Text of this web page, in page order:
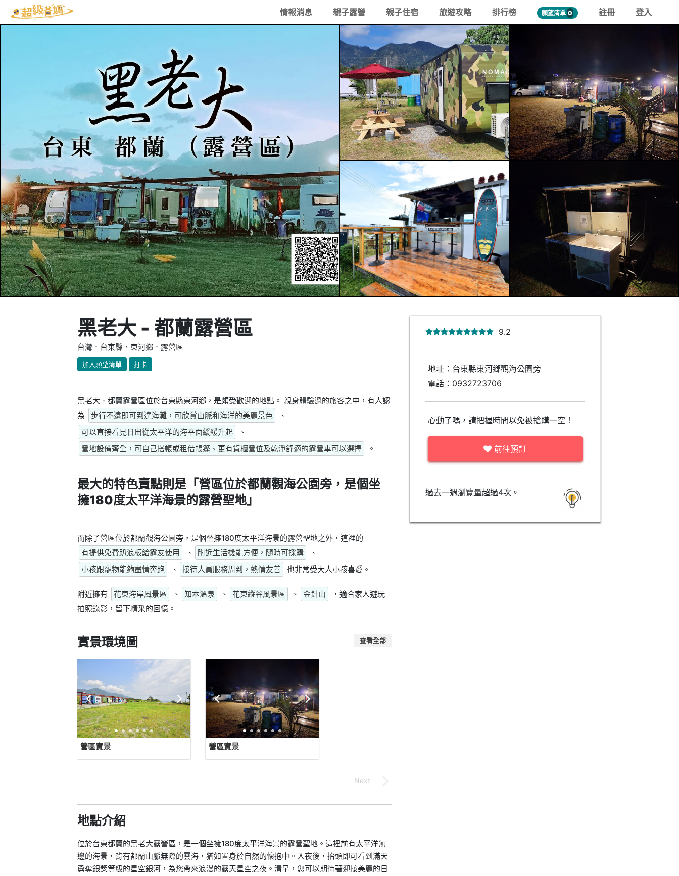
情報消息 親子露營 親子住宿 旅遊攻略 排行榜 願望清單 0 註冊 登入
黑老大 - 都蘭露營區
台灣．台東縣．東河鄉．露營區
加入願望清單 打卡
黑老大 - 都蘭露營區位於台東縣東河鄉，是頗受歡迎的地點。 親身體驗過的旅客之中，有人認
為
步行不遠即可到達海灘，可欣賞山脈和海洋的美麗景色
、
可以直接看見日出從太平洋的海平面緩緩升起
、
營地設備齊全，可自己搭帳或租借帳篷、更有貨櫃營位及乾淨舒適的露營車可以選擇
。
最大的特色賣點則是「營區位於都蘭觀海公園旁，是個坐
擁180度太平洋海景的露營聖地」
而除了營區位於都蘭觀海公園旁，是個坐擁180度太平洋海景的露營聖地之外，這裡的
有提供免費趴浪板給露友使用
、 附近生活機能方便，隨時可採購
、
小孩跟寵物能夠盡情奔跑
、 接待人員服務周到，熱情友善 也非常受大人小孩喜愛。
附近擁有 花東海岸風景區 、 知本溫泉 、 花東縱谷風景區 、 金針山
，適合家人遊玩
拍照錄影，留下精采的回憶。
實景環境圖 查看全部
營區實景 營區實景
地點介紹
位於台東都蘭的黑老大露營區，是一個坐擁180度太平洋海景的露營聖地。這裡前有太平洋無
邊的海景，背有都蘭山脈無際的雲海，猶如置身於自然的懷抱中。入夜後，抬頭即可看到滿天
勇奪銀獎等級的星空銀河，為您帶來浪漫的露天星空之夜。清早，您可以期待著迎接美麗的日
9.2
地址：台東縣東河鄉觀海公園旁
電話： 0932723706
心動了嗎，請把握時間以免被搶購一空！
前往預訂
過去一週瀏覽量超過4次。